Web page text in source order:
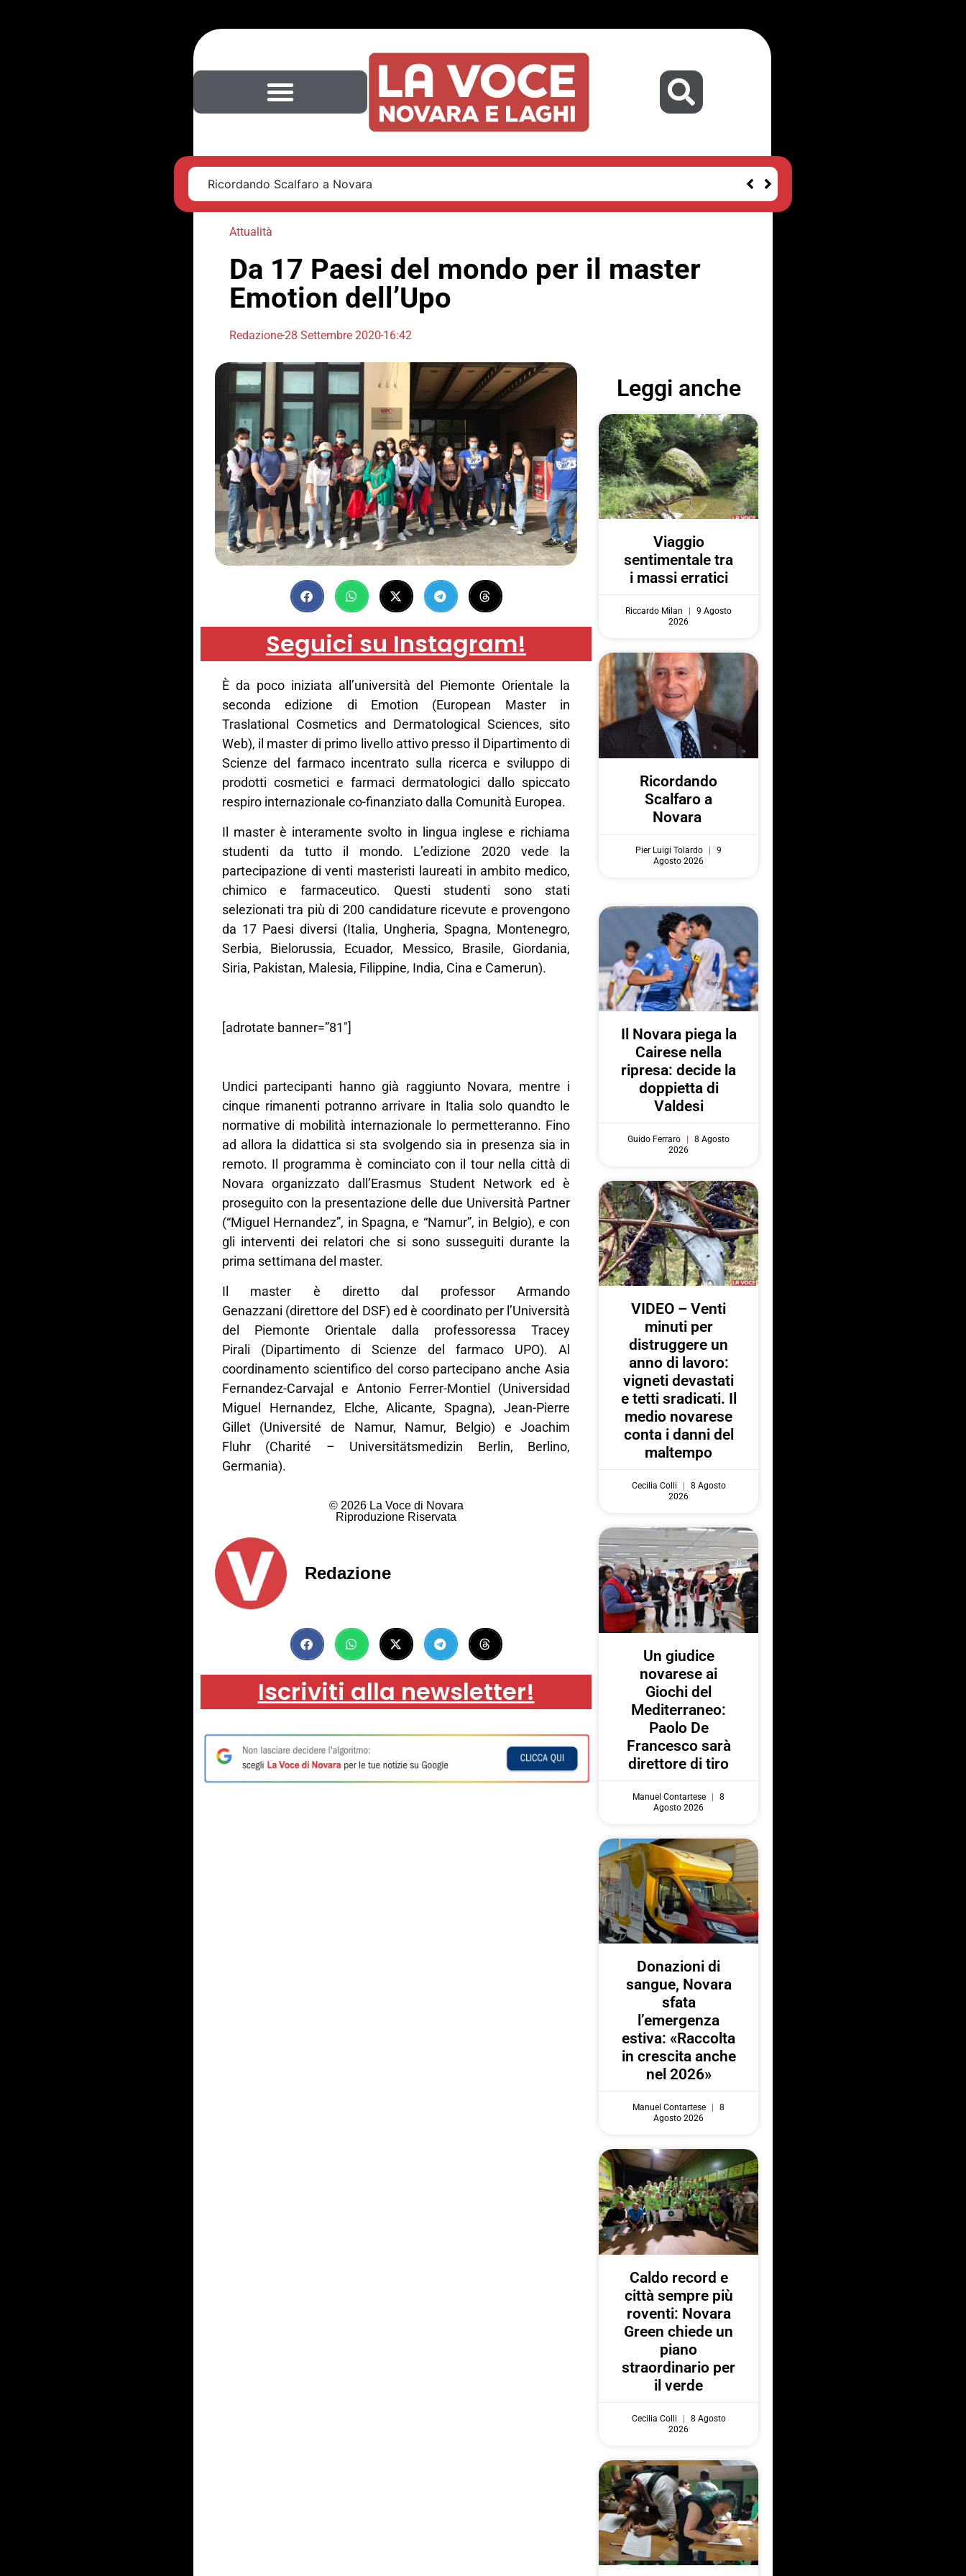
Ricordando Scalfaro a Novara
Attualità
Da 17 Paesi del mondo per il master
Emotion dell’Upo
Redazione28 Settembre 202016:42
Seguici su Instagram!
È da poco iniziata all’università del Piemonte Orientale la
seconda edizione di Emotion (European Master in
Traslational Cosmetics and Dermatological Sciences, sito
Web), il master di primo livello attivo presso il Dipartimento di
Scienze del farmaco incentrato sulla ricerca e sviluppo di
prodotti cosmetici e farmaci dermatologici dallo spiccato
respiro internazionale co-finanziato dalla Comunità Europea.
Il master è interamente svolto in lingua inglese e richiama
studenti da tutto il mondo. L’edizione 2020 vede la
partecipazione di venti masteristi laureati in ambito medico,
chimico e farmaceutico. Questi studenti sono stati
selezionati tra più di 200 candidature ricevute e provengono
da 17 Paesi diversi (Italia, Ungheria, Spagna, Montenegro,
Serbia, Bielorussia, Ecuador, Messico, Brasile, Giordania,
Siria, Pakistan, Malesia, Filippine, India, Cina e Camerun).
[adrotate banner=”81″]
Undici partecipanti hanno già raggiunto Novara, mentre i
cinque rimanenti potranno arrivare in Italia solo quandto le
normative di mobilità internazionale lo permetteranno. Fino
ad allora la didattica si sta svolgendo sia in presenza sia in
remoto. Il programma è cominciato con il tour nella città di
Novara organizzato dall’Erasmus Student Network ed è
proseguito con la presentazione delle due Università Partner
(“Miguel Hernandez”, in Spagna, e “Namur”, in Belgio), e con
gli interventi dei relatori che si sono susseguiti durante la
prima settimana del master.
Il master è diretto dal professor Armando
Genazzani (direttore del DSF) ed è coordinato per l’Università
del Piemonte Orientale dalla professoressa Tracey
Pirali (Dipartimento di Scienze del farmaco UPO). Al
coordinamento scientifico del corso partecipano anche Asia
Fernandez-Carvajal e Antonio Ferrer-Montiel (Universidad
Miguel Hernandez, Elche, Alicante, Spagna), Jean-Pierre
Gillet (Université de Namur, Namur, Belgio) e Joachim
Fluhr (Charité – Universitätsmedizin Berlin, Berlino,
Germania).
© 2026 La Voce di Novara
Riproduzione Riservata
Redazione
Iscriviti alla newsletter!
Leggi anche
Viaggio
sentimentale tra
i massi erratici
Riccardo Milan
9 Agosto
2026
Ricordando
Scalfaro a
Novara
Pier Luigi Tolardo
9
Agosto 2026
Il Novara piega la
Cairese nella
ripresa: decide la
doppietta di
Valdesi
Guido Ferraro
8 Agosto
2026
VIDEO – Venti
minuti per
distruggere un
anno di lavoro:
vigneti devastati
e tetti sradicati. Il
medio novarese
conta i danni del
maltempo
Cecilia Colli
8 Agosto
2026
Un giudice
novarese ai
Giochi del
Mediterraneo:
Paolo De
Francesco sarà
direttore di tiro
Manuel Contartese
8
Agosto 2026
Donazioni di
sangue, Novara
sfata
l’emergenza
estiva: «Raccolta
in crescita anche
nel 2026»
Manuel Contartese
8
Agosto 2026
Caldo record e
città sempre più
roventi: Novara
Green chiede un
piano
straordinario per
il verde
Cecilia Colli
8 Agosto
2026